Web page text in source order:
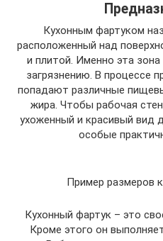
Кухонным фартуком
расположенный над
и плитой. Именно эта
загрязнению. В процессе
попадают различные
жира. Чтобы рабочая
ухоженный и красивый вид
особые
Пример размеров
Кухонный фартук – это
Кроме этого он